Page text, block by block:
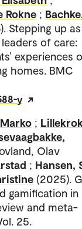
Rokne ;
Stepping up as
of care:
experiences
homes. BMC
y
;
Olav
; Hansen,
(2025).
gamification in
and meta-
25.